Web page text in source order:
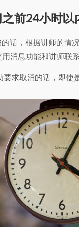
前24小时以
的话，根据讲师的情
消息功能和讲师联系
求取消的话，即使